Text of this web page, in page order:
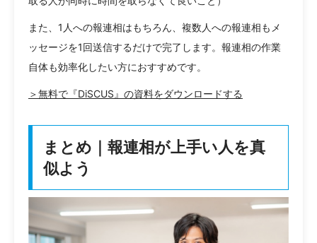
また、1人への報連相はもちろん、複数人への報連相もメ
ッセージを1回送信するだけで完了します。報連相の作業
自体も効率化したい方におすすめです。
＞無料で『DiSCUS』の資料をダウンロードする
まとめ｜報連相が上手い人を真
似よう